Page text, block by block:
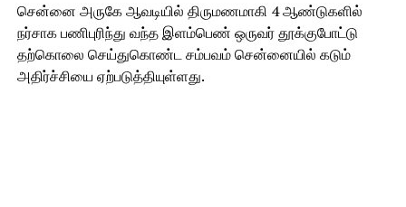
சென்னை அருகே ஆவடியில் திருமணமாகி 4 ஆண்டுகளில்
நர்சாக பணிபுரிந்து வந்த இளம்பெண் ஒருவர் தூக்குபோட்டு
தற்கொலை செய்துகொண்ட சம்பவம் சென்னையில் கடும்
அதிர்ச்சியை ஏற்படுத்தியுள்ளது.